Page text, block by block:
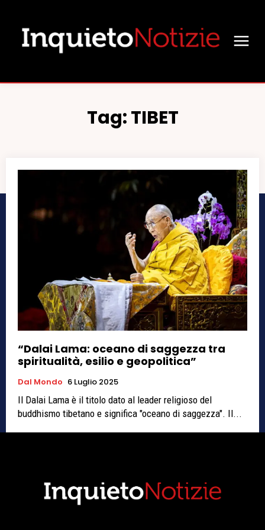
Tag:TIBET
“Dalai Lama: oceano di saggezza tra
spiritualità, esilio e geopolitica”
Dal Mondo 6 Luglio 2025
Il Dalai Lama è il titolo dato al leader religioso del
buddhismo tibetano e significa "oceano di saggezza". Il...